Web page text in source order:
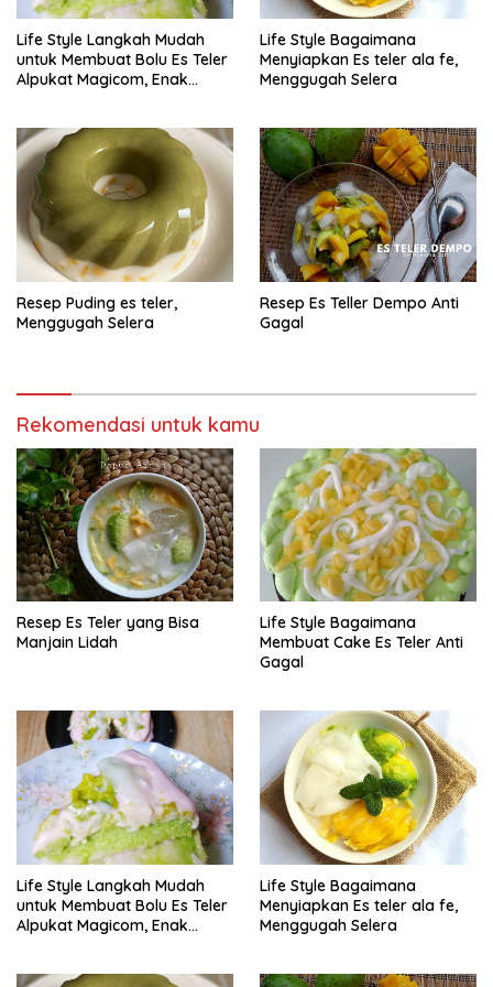
Life Style Langkah Mudah
untuk Membuat Bolu Es Teler
Alpukat Magicom, Enak
Life Style Bagaimana
Menyiapkan Es teler ala fe,
Menggugah Selera
Resep Puding es teler,
Menggugah Selera
Resep Es Teller Dempo Anti
Gagal
Rekomendasi untuk kamu
Resep Es Teler yang Bisa
Manjain Lidah
Life Style Bagaimana
Membuat Cake Es Teler Anti
Gagal
Life Style Langkah Mudah
untuk Membuat Bolu Es Teler
Alpukat Magicom, Enak
Life Style Bagaimana
Menyiapkan Es teler ala fe,
Menggugah Selera